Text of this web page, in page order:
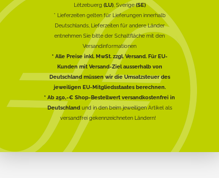
Lëtzebuerg (LU), Sverige(SE)
* Lieferzeiten gelten für Lieferungen innerhalb
Deutschlands, Lieferzeiten für andere Länder
entnehmen Sie bitte der Schaltfläche mit den
Versandinformationen
* Alle Preise inkl. MwSt. zzgl. Versand. Für EU-
Kunden mit Versand-Ziel ausserhalb von
Deutschland müssen wir die Umsatzsteuer des
jeweiligen EU-Mitgliedsstaates berechnen.
* Ab 250,-€ Shop-Bestellwert versandkostenfrei in
Deutschlandund in den beim jeweiligen Artikel als
versandfrei gekennzeichneten Ländern!